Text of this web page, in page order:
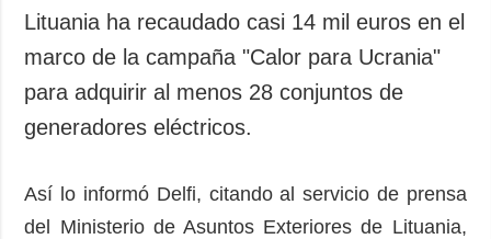
Lituania ha recaudado casi 14 mil euros en el
marco de la campaña "Calor para Ucrania"
para adquirir al menos 28 conjuntos de
generadores eléctricos.
Así lo informó Delfi, citando al servicio de prensa
del Ministerio de Asuntos Exteriores de Lituania,